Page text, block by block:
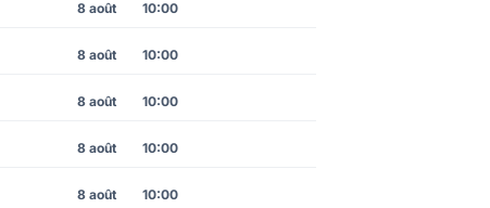
8 août 10:00
8 août 10:00
8 août 10:00
8 août 10:00
8 août 10:00